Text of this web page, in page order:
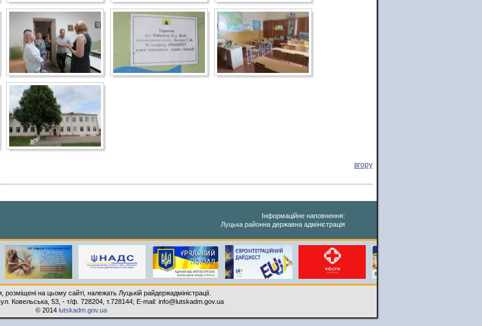
вгору
Інформаційне наповнення:
Луцька районна державна адміністрація
розміщені на цьому сайті, належать Луцькій райдержадміністрації.
Ковельська, 53, - т/ф. 728204, т.728144; E-mail: infо@lutskаdm.gov.ua
© 2014 lutskadm.gov.ua